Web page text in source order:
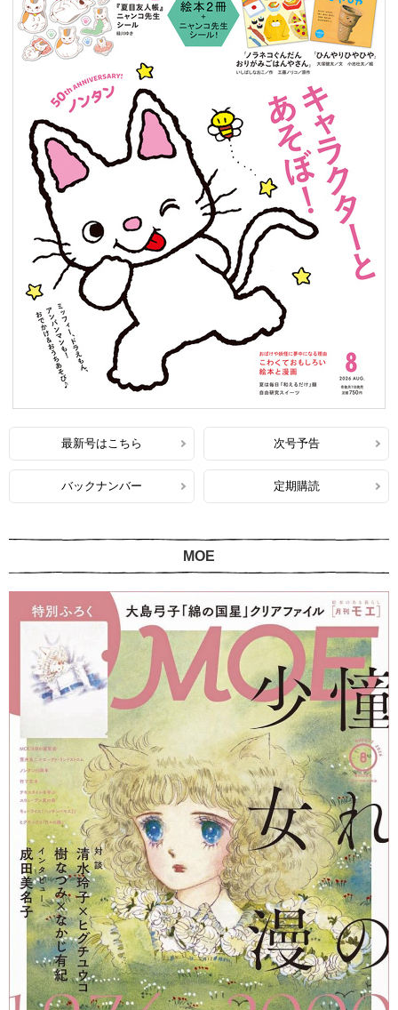
最新号はこちら 次号予告
バックナンバー 定期購読
MOE